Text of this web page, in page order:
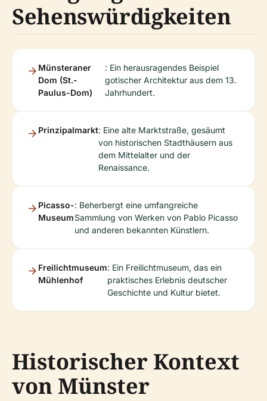
Sehenswürdigkeiten
Münsteraner
Dom (St.-
Paulus-Dom)
: Ein herausragendes Beispiel
gotischer Architektur aus dem 13.
Jahrhundert.
Prinzipalmarkt: Eine alte Marktstraße, gesäumt
von historischen Stadthäusern aus
dem Mittelalter und der
Renaissance.
Picasso-
Museum
: Beherbergt eine umfangreiche
Sammlung von Werken von Pablo Picasso
und anderen bekannten Künstlern.
Freilichtmuseum
Mühlenhof
: Ein Freilichtmuseum, das ein
praktisches Erlebnis deutscher
Geschichte und Kultur bietet.
Historischer Kontext
von Münster